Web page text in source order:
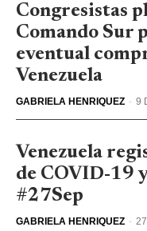
Congresistas
Comando Sur
eventual
Venezuela
GABRIELA HENRIQUEZ - 9
Venezuela
de COVID-19
#27Sep
GABRIELA HENRIQUEZ -